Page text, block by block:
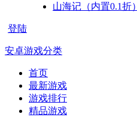
山海记（内置0.1折）
登陆
安卓游戏分类
首页
最新游戏
游戏排行
精品游戏